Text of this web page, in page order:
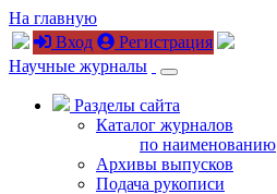
На главную
Вход
Регистрация
Научные журналы
Разделы сайта
Каталог журналов
по наименованию
Архивы выпусков
Подача рукописи